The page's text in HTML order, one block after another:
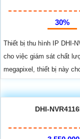
30%
Thiết bị thu hình IP DHI-
cho việc giám sát chất
megapixel, thiết bị này
DHI-